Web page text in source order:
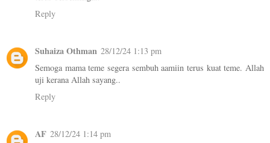
Reply
Suhaiza Othman 28/12/24 1:13 pm
Semoga mama teme segera sembuh aamiin terus kuat teme. Allah
uji kerana Allah sayang..
Reply
AF 28/12/24 1:14 pm